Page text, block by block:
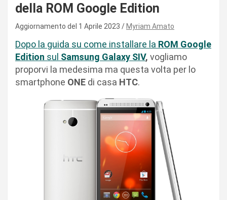
della ROM Google Edition
Aggiornamento del 1 Aprile 2023 Myriam Amato
Dopo la guida su come installare la ROM Google
Edition sul Samsung Galaxy SIV, vogliamo
proporvi la medesima ma questa volta per lo
smartphone ONE di casa HTC.